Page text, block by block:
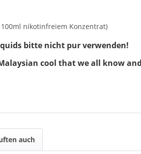
nikotinfreiem Konzentrat)
bitte nicht pur verwenden!
cool that we all know
auch